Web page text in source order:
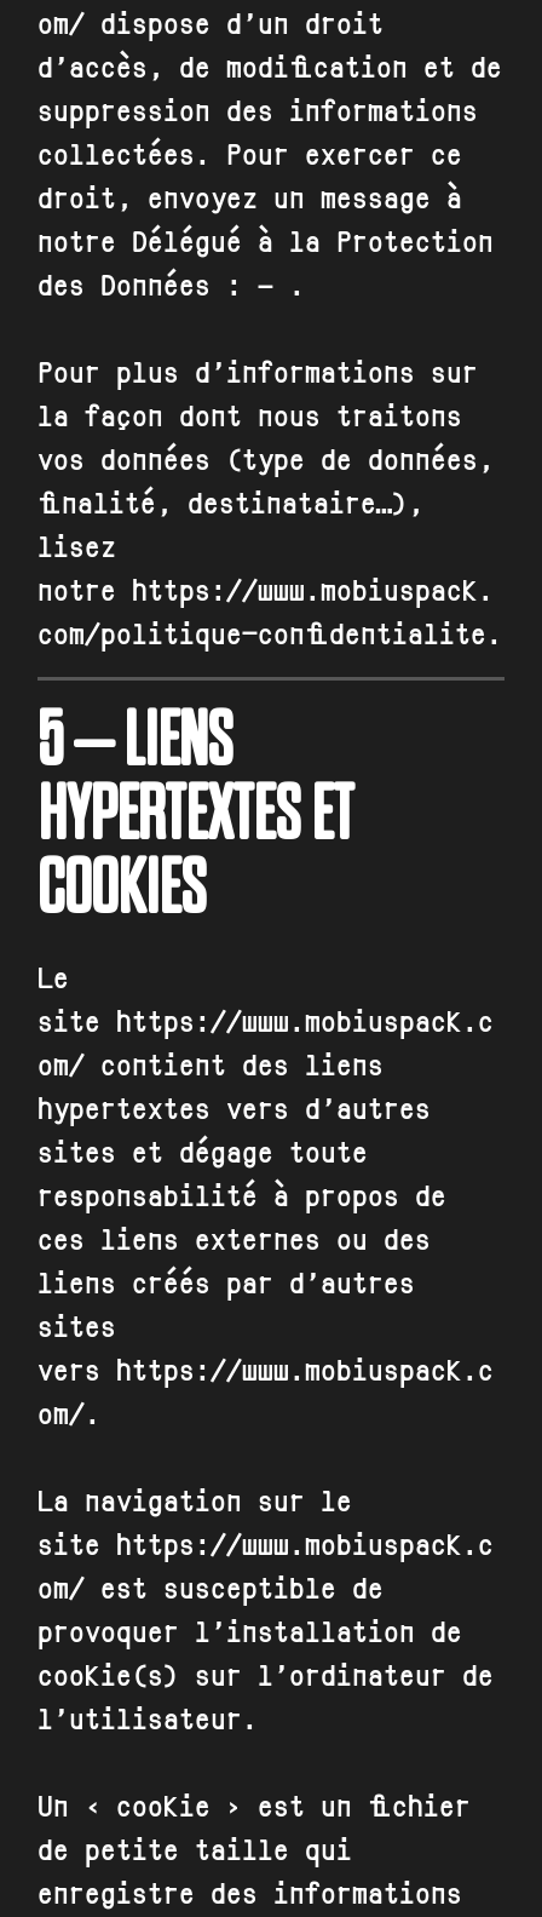
om/ dispose d’un droit
d’accès, de modification et de
suppression des informations
collectées. Pour exercer ce
droit, envoyez un message à
notre Délégué à la Protection
des Données : – .
Pour plus d’informations sur
la façon dont nous traitons
vos données (type de données,
finalité, destinataire…),
lisez
notre
https://www.mobiuspack.
com/politique-confidentialite .
5 – LIENS
HYPERTEXTES ET
COOKIES
Le
site
https://www.mobiuspack.c
om/ contient des liens
hypertextes vers d’autres
sites et dégage toute
responsabilité à propos de
ces liens externes ou des
liens créés par d’autres
sites
vers
https://www.mobiuspack.c
om/ .
La navigation sur le
site
https://www.mobiuspack.c
om/ est susceptible de
provoquer l’installation de
cookie(s) sur l’ordinateur de
l’utilisateur.
Un « cookie » est un fichier
de petite taille qui
enregistre des informations